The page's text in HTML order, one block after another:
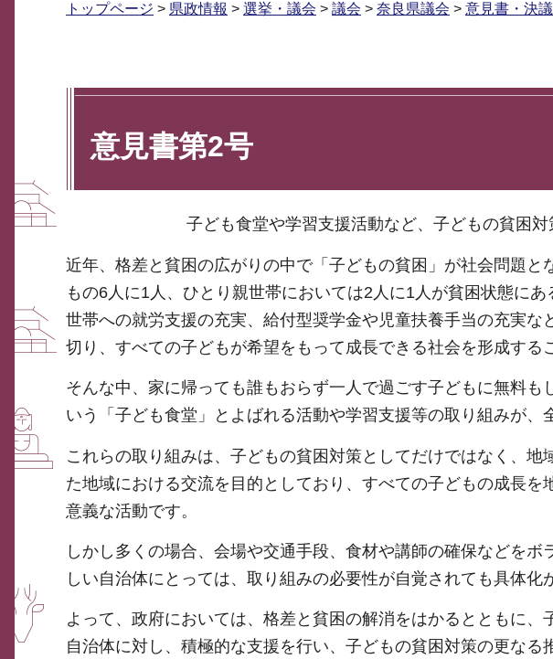
トップページ > 県政情報 > 選挙・議会 > 議会 > 奈良県議会 > 意見書・決議
意見書第2号
子ども食堂や学習支援活動など、子どもの貧困
近年、格差と貧困の広がりの中で「子どもの貧困」が社会問題
もの6人に1人、ひとり親世帯においては2人に1人が貧困状態に
世帯への就労支援の充実、給付型奨学金や児童扶養手当の充実
切り、すべての子どもが希望をもって成長できる社会を形成する
そんな中、家に帰っても誰もおらず一人で過ごす子どもに無料も
いう「子ども食堂」とよばれる活動や学習支援等の取り組みが、
これらの取り組みは、子どもの貧困対策としてだけではなく、
た地域における交流を目的としており、すべての子どもの成長
意義な活動です。
しかし多くの場合、会場や交通手段、食材や講師の確保などを
しい自治体にとっては、取り組みの必要性が自覚されても具体化
よって、政府においては、格差と貧困の解消をはかるとともに
自治体に対し、積極的な支援を行い、子どもの貧困対策の更なる